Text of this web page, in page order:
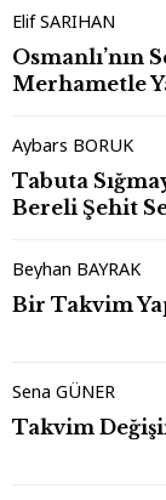
Elif SARIHAN
Osmanlı’nın
Merhametle
Aybars BORUK
Tabuta
Bereli Şehit
Beyhan BAYRAK
Bir Takvim
Sena GÜNER
Takvim